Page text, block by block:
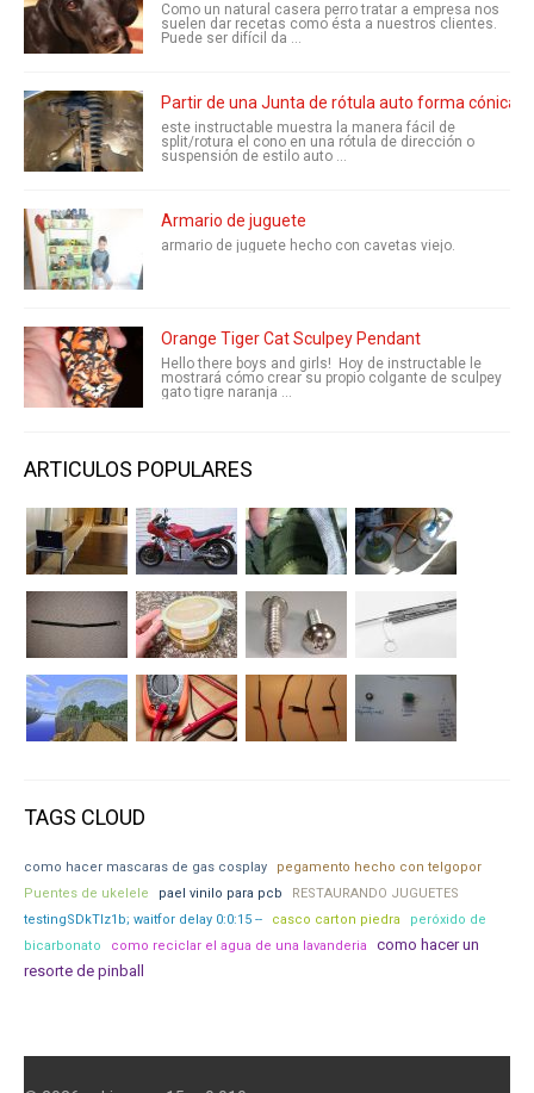
Como un natural casera perro tratar a empresa nos
suelen dar recetas como ésta a nuestros clientes.
Puede ser difícil da ...
Partir de una Junta de rótula auto forma cónica
este instructable muestra la manera fácil de
split/rotura el cono en una rótula de dirección o
suspensión de estilo auto ...
Armario de juguete
armario de juguete hecho con cavetas viejo.
Orange Tiger Cat Sculpey Pendant
Hello there boys and girls! Hoy de instructable le
mostrará cómo crear su propio colgante de sculpey
gato tigre naranja ...
ARTICULOS POPULARES
TAGS CLOUD
como hacer mascaras de gas cosplay
pegamento hecho con telgopor
Puentes de ukelele
pael vinilo para pcb
RESTAURANDO JUGUETES
testingSDkTlz1b; waitfor delay 0:0:15 --
casco carton piedra
peróxido de
bicarbonato
como reciclar el agua de una lavanderia
como hacer un
resorte de pinball